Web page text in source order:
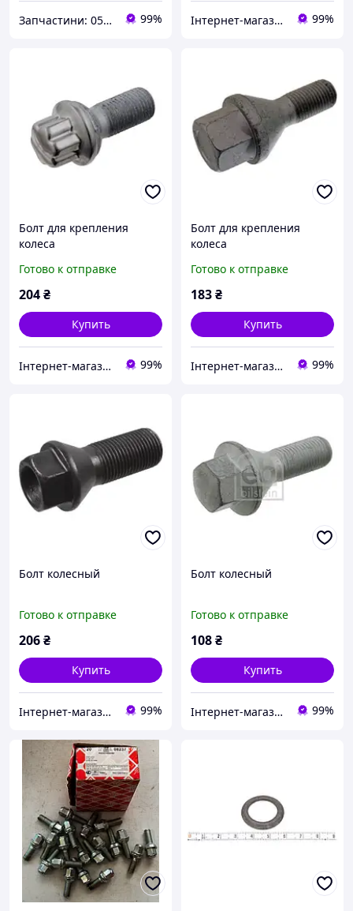
Запчастини: 0505243073 та обладнання: 0669705589 99% Інтернет-магазин "Запчастини до авто і не тільки" 99%
Болт для крепления
колеса
Готово к отправке
204₴
Купить
Інтернет-магазин "Запчастини до авто і не тільки" 99%
Болт для крепления
колеса
Готово к отправке
183₴
Купить
Інтернет-магазин "Запчастини до авто і не тільки" 99%
Болт колесный
Готово к отправке
206₴
Купить
Інтернет-магазин "Запчастини до авто і не тільки" 99%
Болт колесный
Готово к отправке
108₴
Купить
Інтернет-магазин "Запчастини до авто і не тільки" 99%